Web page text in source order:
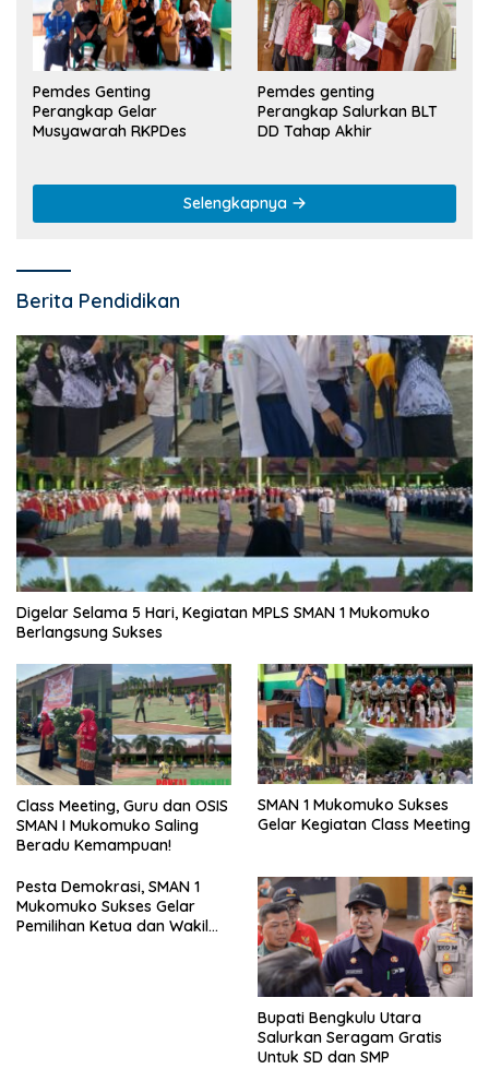
Pemdes Genting
Perangkap Gelar
Musyawarah RKPDes
Pemdes genting
Perangkap Salurkan BLT
DD Tahap Akhir
Selengkapnya
Berita Pendidikan
Digelar Selama 5 Hari, Kegiatan MPLS SMAN 1 Mukomuko
Berlangsung Sukses
Class Meeting, Guru dan OSIS
SMAN I Mukomuko Saling
Beradu Kemampuan!
SMAN 1 Mukomuko Sukses
Gelar Kegiatan Class Meeting
Pesta Demokrasi, SMAN 1
Mukomuko Sukses Gelar
Pemilihan Ketua dan Wakil
Bupati Bengkulu Utara
Salurkan Seragam Gratis
Untuk SD dan SMP